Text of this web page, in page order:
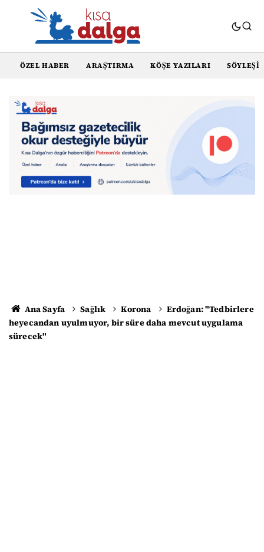
ÖZEL HABER ARAŞTIRMA KÖŞE YAZILARI SÖYLEŞI
Ana Sayfa Sağlık Korona
Erdoğan: "Tedbirlere
heyecandan uyulmuyor, bir süre daha mevcut uygulama
sürecek"